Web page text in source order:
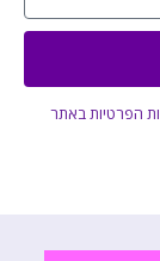
הפרטיות באתר